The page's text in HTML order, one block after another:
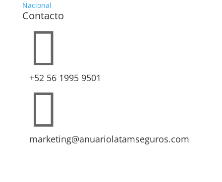
Nacional
Contacto

+52 56 1995 9501

marketing@anuariolatamseguros.com